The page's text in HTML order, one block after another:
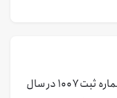
مجموعه‌ی تولیدی پویش رایان داتیس با شماره ثبت ۱۰۰۷ در سال